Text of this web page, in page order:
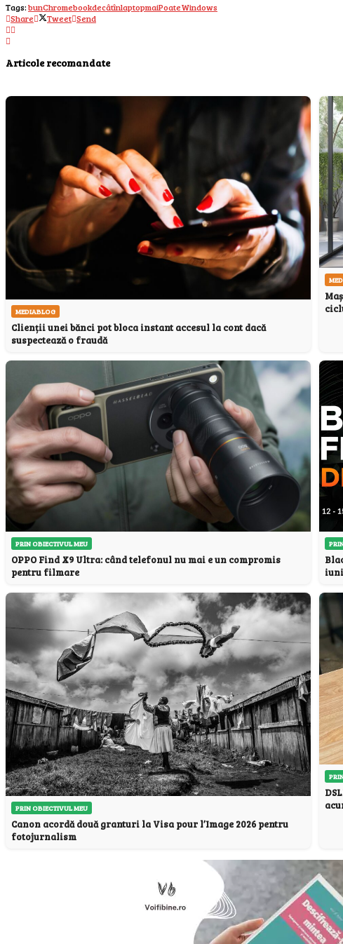
Tags:bunChromebookdecâtînlaptopmaiPoateWindows
Share
Tweet Send
Articole recomandate
MEDIABLOG
Clienții unei bănci pot bloca instant accesul la cont dacă
suspectează o fraudă
PRIN OBIECTIVUL MEU
OPPO Find X9 Ultra: când telefonul nu mai e un compromis
pentru filmare
PRIN OBIECTIVUL MEU
Canon acordă două granturi la Visa pour l’Image 2026 pentru
fotojurnalism